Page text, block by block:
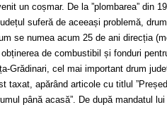
un coșmar. De la ”plombarea” din
suferă de aceeași problemă,
se numea acum 25 de ani direcția
de combustibil și fonduri
Grădinari, cel mai important drum
taxat, apărând articole cu titlul
până acasă”. De după mandatul